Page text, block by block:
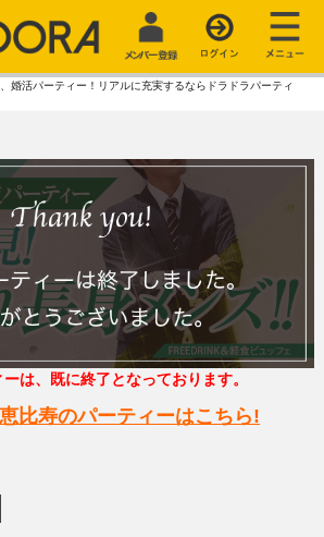
婚活パーティー！リアルに充実するならドラドラパーティ
は、既に終了となっております。
比寿のパーティーはこちら!